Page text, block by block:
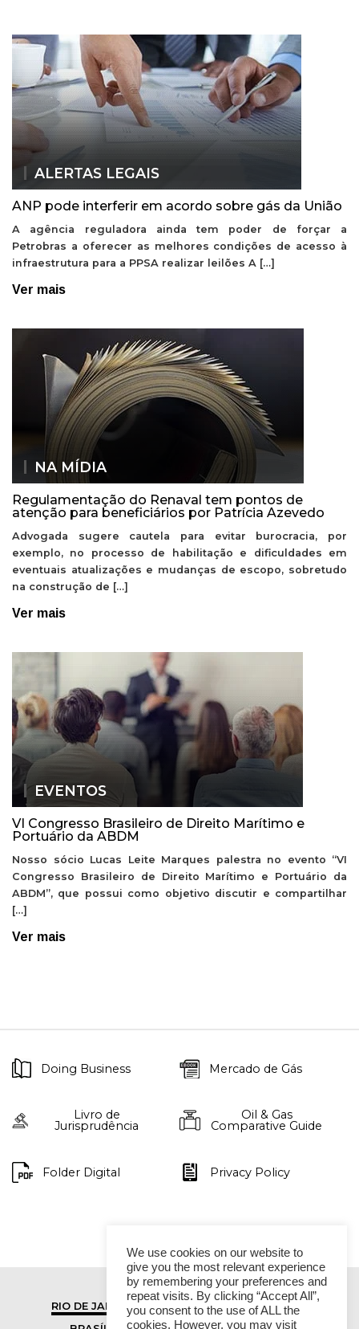
ALERTAS LEGAIS
ANP pode interferir em acordo sobre gás da União
A agência reguladora ainda tem poder de forçar a
Petrobras a oferecer as melhores condições de acesso à
infraestrutura para a PPSA realizar leilões A […]
Ver mais
NA MÍDIA
Regulamentação do Renaval tem pontos de
atenção para beneficiários por Patrícia Azevedo
Advogada sugere cautela para evitar burocracia, por
exemplo, no processo de habilitação e dificuldades em
eventuais atualizações e mudanças de escopo, sobretudo
na construção de […]
Ver mais
EVENTOS
VI Congresso Brasileiro de Direito Marítimo e
Portuário da ABDM
Nosso sócio Lucas Leite Marques palestra no evento “VI
Congresso Brasileiro de Direito Marítimo e Portuário da
ABDM”, que possui como objetivo discutir e compartilhar
[…]
Ver mais
Doing Business Mercado de Gás
Livro de
Jurisprudência
Oil & Gas
Comparative Guide
Folder Digital Privacy Policy
RIO DE JANEIRO
SÃO PAULO
We use cookies on our website to
give you the most relevant experience
by remembering your preferences and
repeat visits. By clicking “Accept All”,
you consent to the use of ALL the
cookies. However, you may visit